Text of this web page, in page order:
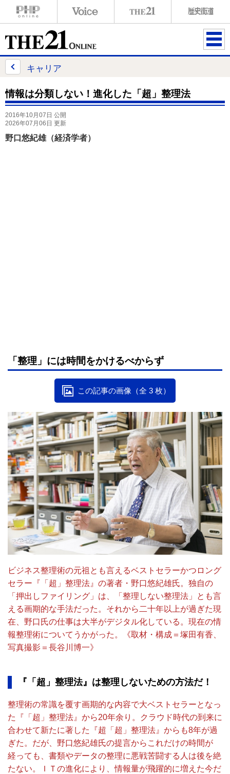
ME
キャリア
情報は分類しない！進化した「超」整理法
2016年10月07日 公開
2026年07月06日 更新
野口悠紀雄（経済学者）
「整理」には時間をかけるべからず
この記事の画像（全 3 枚）
ビジネス整理術の元祖とも言えるベストセラーかつロング
セラー『「超」整理法』の著者・野口悠紀雄氏。独自の
「押出しファイリング」は、「整理しない整理法」とも言
える画期的な手法だった。それから二十年以上が過ぎた現
在、野口氏の仕事は大半がデジタル化している。現在の情
報整理術についてうかがった。《取材・構成＝塚田有香、
写真撮影＝長谷川博一》
『「超」整理法』は整理しないための方法だ！
整理術の常識を覆す画期的な内容で大ベストセラーとなっ
た『「超」整理法』から20年余り。クラウド時代の到来に
合わせて新たに著した『超「超」整理法』からも8年が過
ぎた。だが、野口悠紀雄氏の提言からこれだけの時間が
経っても、書類やデータの整理に悪戦苦闘する人は後を絶
たない。ＩＴの進化により、情報量が飛躍的に増えた今だ